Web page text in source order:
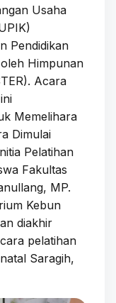
Usaha
Pendidikan
Himpunan
Acara
Memelihara
Dimulai
Pelatihan
Fakultas
MP.
Kebun
diakhir
pelatihan
Saragih,